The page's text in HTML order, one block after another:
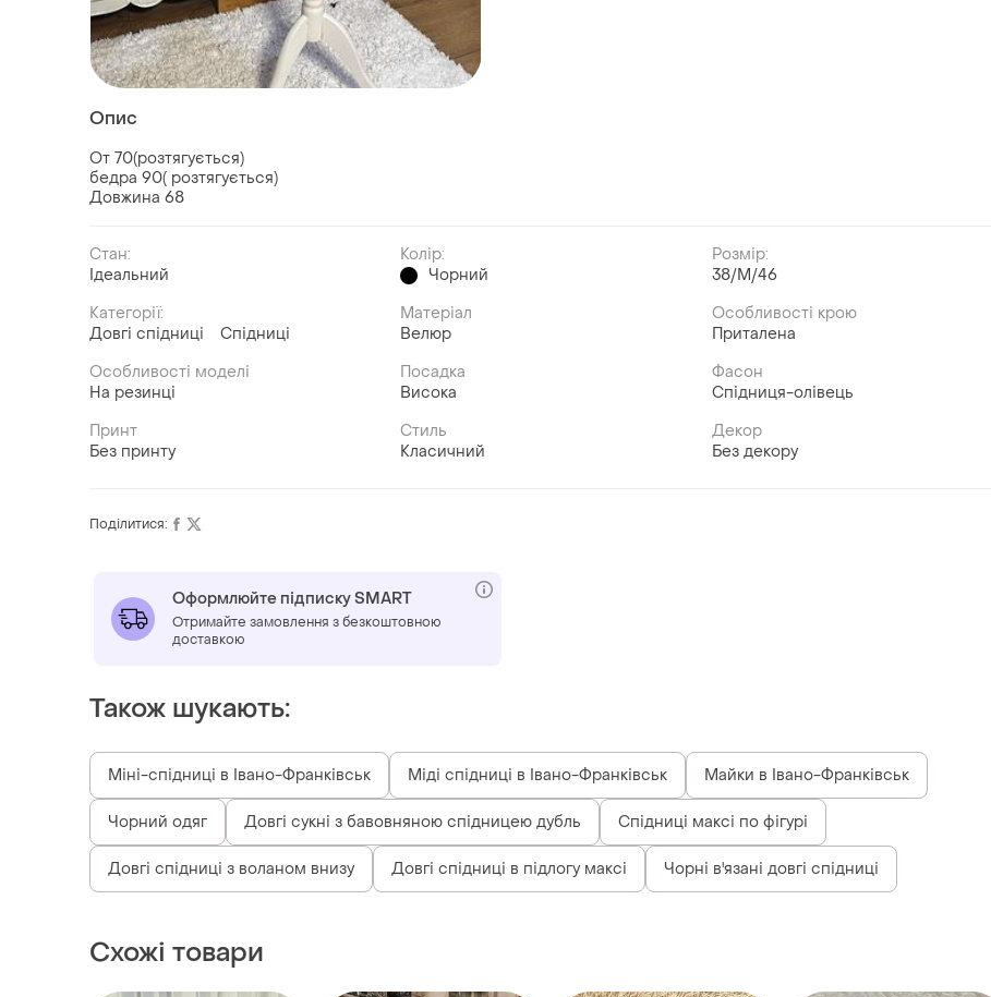
Опис
От 70(розтягується)
бедра 90( розтягується)
Довжина 68
Стан:
Ідеальний
Колір:
Чорний
Розмір:
38/M/46
Категорії:
Довгі спідниці
Спідниці
Матеріал
Велюр
Особливості крою
Приталена
Особливості моделі
На резинці
Посадка
Висока
Фасон
Спідниця-олівець
Принт
Без принту
Стиль
Класичний
Декор
Без декору
Поділитися:
Оформлюйте підписку SMART
Отримайте замовлення з безкоштовною
доставкою
Також шукають:
Міні-спідниці в Івано-Франківськ Міді спідниці в Івано-Франківськ Майки в Івано-Франківськ
Чорний одяг Довгі сукні з бавовняною спідницею дубль Спідниці максі по фігурі
Довгі спідниці з воланом внизу Довгі спідниці в підлогу максі Чорні в'язані довгі спідниці
Схожі товари